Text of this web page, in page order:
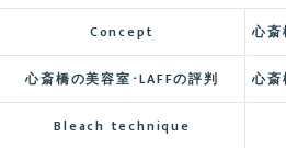
Concept
心斎橋の美容室･LAFFの評判
Bleach technique